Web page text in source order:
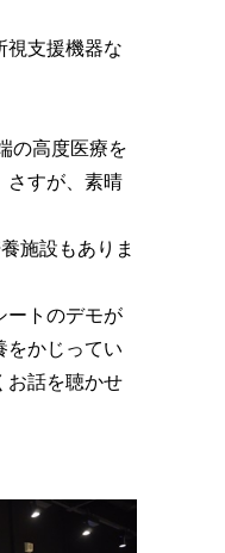
視支援機器な
の高度医療を
さすが、素晴
施設もありま
ートのデモが
をかじってい
お話を聴かせ